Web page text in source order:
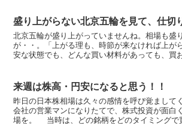
盛り上がらない北京五輪を見て、仕切
北京五輪が盛り上がっていませんね。相場も盛
が・・。「上がる理も、時節が来なければ上が
安な状態でも、どんな買い材料があっても、買
来週は株高・円安になると思う！！
昨日の日本株相場は久々の感情を呼び覚まして
会社の営業マンになりたてで、株式投資が面白
場を。 当時は、どの銘柄をどのタイミングで